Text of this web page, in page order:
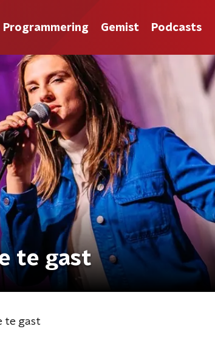
Programmering Gemist Podcasts
te gast
te gast